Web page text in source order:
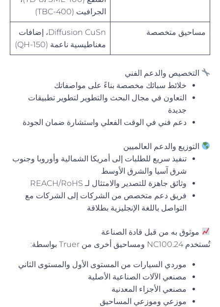
الجرافيت (TBC-400)
مساحيق متخصصة
Diffusion CuSn، إضافات
مغناطيسية ناعمة (QH-150)
التخصيص والدعم الفني
خلائط سبائك مخصصة بناءً على مواصفاتك
التعاون في مجال البحث والتطوير لتطوير تطبيقات
جديدة
دعم فني في الوقت الفعلي واستشارة ضمان الجودة
التوزيع والدعم العالميين
تنفيذ سريع للطلبات إلى أمريكا الشمالية وأوروبا وجنوب
شرق آسيا والشرق الأوسط
وثائق جاهزة للتصدير والامتثال لـ REACH/RoHS
فريق دعم متخصص من الشركات إلى الشركات مع
التواصل باللغة الإنجليزية بطلاقة
موثوق به من قبل قادة الصناعة
تُستخدم NC100.24 ومساحيق أخرى من Truer بواسطة:
موردي السيارات من المستوى الأول والمستوى الثاني
مصنعي الآلات الصناعية الأصلية
مصنعي الأجزاء المعدنية
موزعي وموزعي المساحيق